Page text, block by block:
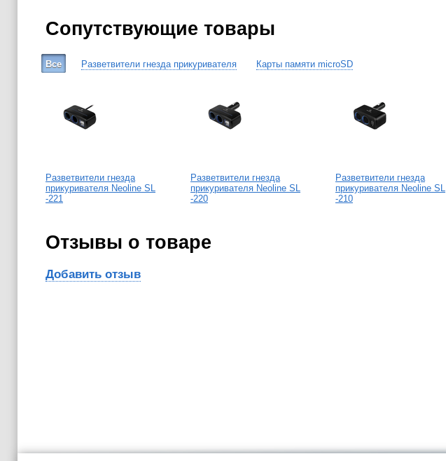
Сопутствующие товары
Все Разветвители гнезда прикуривателя Карты памяти microSD
Разветвители гнезда
прикуривателя Neoline SL
-221
Разветвители гнезда
прикуривателя Neoline SL
-220
Разветвители гнезда
прикуривателя Neoline SL
-210
Отзывы о товаре
Добавить отзыв